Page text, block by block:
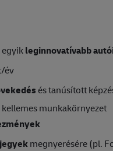
egyikleginnovatívabb
év
és tanúsított
kellemes munkakörnyezet
jegyekmegnyerésére (pl.